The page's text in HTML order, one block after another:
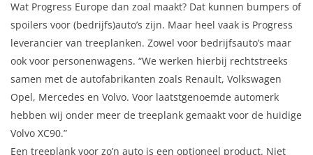
Wat Progress Europe dan zoal maakt? Dat kunnen bumpers of
spoilers voor (bedrijfs)auto’s zijn. Maar heel vaak is Progress
leverancier van treeplanken. Zowel voor bedrijfsauto’s maar
ook voor personenwagens. “We werken hierbij rechtstreeks
samen met de autofabrikanten zoals Renault, Volkswagen
Opel, Mercedes en Volvo. Voor laatstgenoemde automerk
hebben wij onder meer de treeplank gemaakt voor de huidige
Volvo XC90.”
Een treeplank voor zo’n auto is een optioneel product. Niet